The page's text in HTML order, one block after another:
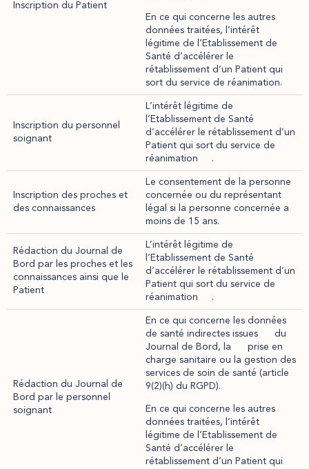
Inscription du Patient
En ce qui concerne les autres
données traitées, l’intérêt
légitime de l’Etablissement de
Santé d’accélérer le
rétablissement d’un Patient qui
sort du service de réanimation.
Inscription du personnel
soignant
L’intérêt légitime de
l’Etablissement de Santé
d’accélérer le rétablissement d’un
Patient qui sort du service de
réanimation .
Inscription des proches et
des connaissances
Le consentement de la personne
concernée ou du représentant
légal si la personne concernée a
moins de 15 ans.
Rédaction du Journal de
Bord par les proches et les
connaissances ainsi que le
Patient
L’intérêt légitime de
l’Etablissement de Santé
d’accélérer le rétablissement d’un
Patient qui sort du service de
réanimation .
Rédaction du Journal de
Bord par le personnel
soignant
En ce qui concerne les données
de santé indirectes issues du
Journal de Bord, la prise en
charge sanitaire ou la gestion des
services de soin de santé (article
9(2)(h) du RGPD).
En ce qui concerne les autres
données traitées, l’intérêt
légitime de l’Etablissement de
Santé d’accélérer le
rétablissement d’un Patient qui